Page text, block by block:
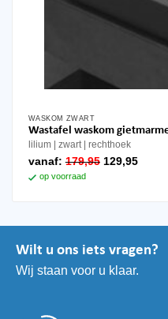
WASKOM ZWART
Wastafel waskom
lilium zwart rechthoek
vanaf:179,95 129,95
op voorraad
Wilt u ons iets vragen?
Wij staan voor u klaar.